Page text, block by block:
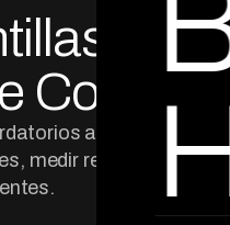
y
Cobro
automáticos
medir resultados y